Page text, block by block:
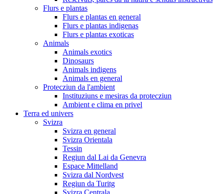
Flurs e plantas
Flurs e plantas en general
Flurs e plantas indigenas
Flurs e plantas exoticas
Animals
Animals exotics
Dinosaurs
Animals indigens
Animals en general
Protecziun da l'ambient
Instituziuns e mesiras da protecziun
Ambient e clima en privel
Terra ed univers
Svizra
Svizra en general
Svizra Orientala
Tessin
Regiun dal Lai da Genevra
Espace Mittelland
Svizra dal Nordvest
Regiun da Turitg
Svizra Centrala